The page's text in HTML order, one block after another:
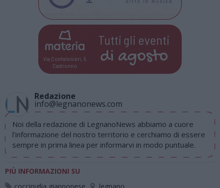
Via Confalonieri, 5
Castronno
Tutti gli eventi
di agosto
Redazione
info@legnanonews.com
Noi della redazione di LegnanoNews abbiamo a cuore
l'informazione del nostro territorio e cerchiamo di essere
sempre in prima linea per informarvi in modo puntuale.
PIÙ INFORMAZIONI SU